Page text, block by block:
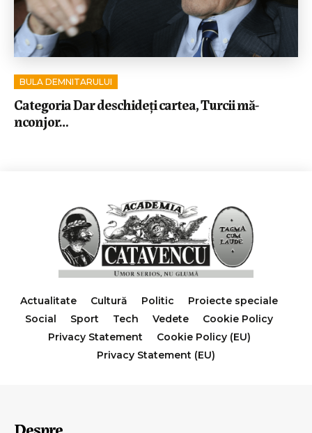
BULA DEMNITARULUI
Categoria Dar deschideți cartea, Turcii mă-
nconjor…
Actualitate Cultură Politic
Proiecte speciale
Social
Sport Tech Vedete
Cookie Policy
Privacy Statement
Cookie Policy (EU)
Privacy Statement (EU)
Despre